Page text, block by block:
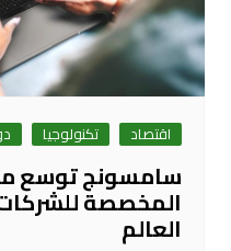
اقتصاد تكنولوجيا
سامسونج توسع
العالم